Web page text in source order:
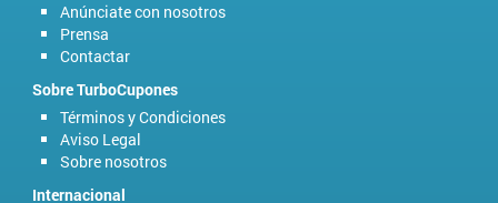
Anúnciate con nosotros
Prensa
Contactar
Sobre TurboCupones
Términos y Condiciones
Aviso Legal
Sobre nosotros
Internacional